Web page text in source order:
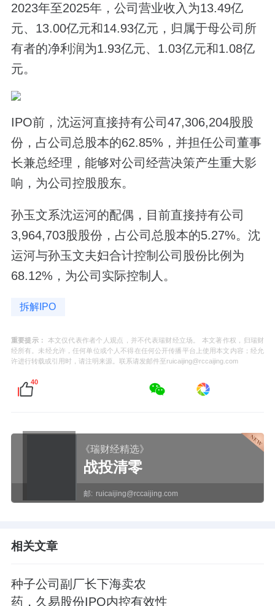
2023年至2025年，公司营业收入为13.49亿
元、13.00亿元和14.93亿元，归属于母公司所
有者的净利润为1.93亿元、1.03亿元和1.08亿
元。
IPO前，沈运河直接持有公司47,306,204股股
份，占公司总股本的62.85%，并担任公司董事
长兼总经理，能够对公司经营决策产生重大影
响，为公司控股股东。
孙玉文系沈运河的配偶，目前直接持有公司
3,964,703股股份，占公司总股本的5.27%。沈
运河与孙玉文夫妇合计控制公司股份比例为
68.12%，为公司实际控制人。
拆解IPO
重要提示：
本文仅代表作者个人观点，并不代表瑞财经立场。 本文著作权，归瑞财
经所有。未经允许，任何单位或个人不得在任何公开传播平台上使用本文内容；经允
许进行转载或引用时，请注明来源。联系请发邮件至ruicaijing@rccaijing.com
40
《瑞财经精选》
战投清零
邮: ruicaijing@rccaijing.com
相关文章
种子公司副厂长下海卖农
药，久易股份IPO内控有效性